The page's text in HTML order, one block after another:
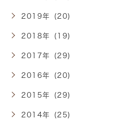
2019年 (20)
2018年 (19)
2017年 (29)
2016年 (20)
2015年 (29)
2014年 (25)